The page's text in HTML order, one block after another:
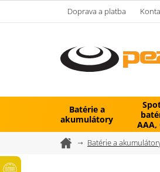
Doprava a platba
Batérie a
akumulátory
AAA,
DomovBatérie a